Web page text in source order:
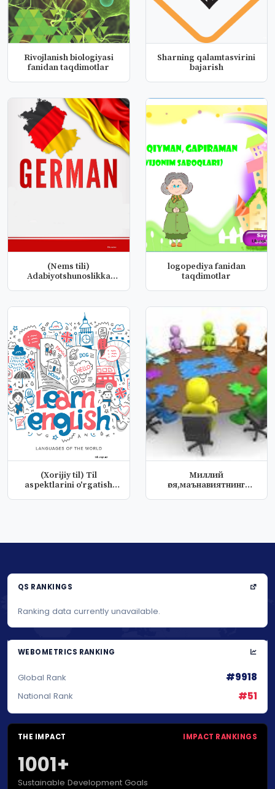
Rivojlanish biologiyasi
fanidan taqdimotlar
Sharning qalamtasvirini
bajarish
(Nems tili)
Adabiyotshunoslikka
logopediya fanidan
taqdimotlar
(Xorijiy til) Til
aspektlarini o'rgatish
Миллий
ғоя,маънавиятнинг
QS RANKINGS
Ranking data currently unavailable.
WEBOMETRICS RANKING
Global Rank #9918
National Rank #51
THE IMPACT IMPACT RANKINGS
1001+
Sustainable Development Goals